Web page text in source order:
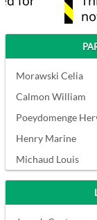
Morawski Celia
Calmon William
Poeydomenge
Henry Marine
Michaud Louis